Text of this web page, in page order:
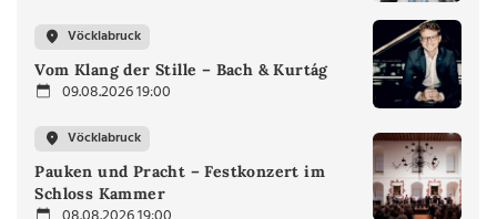
Vöcklabruck
Vom Klang der Stille – Bach & Kurtág
09.08.2026 19:00
Vöcklabruck
Pauken und Pracht – Festkonzert im
Schloss Kammer